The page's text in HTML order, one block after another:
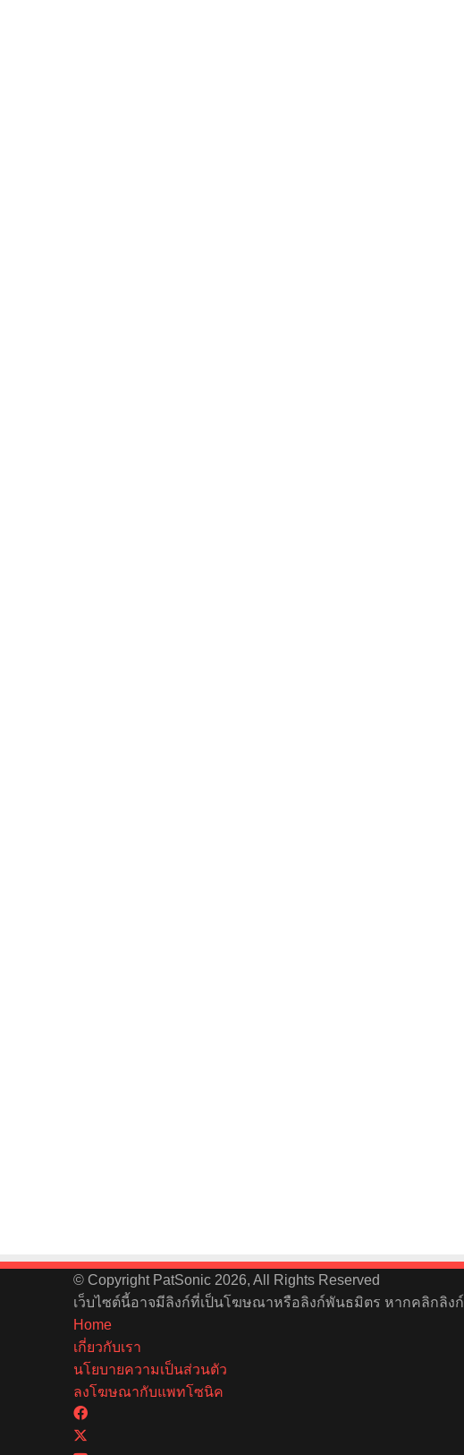
© Copyright PatSonic 2026, All Rights Reserved
เว็บไซต์นี้อาจมีลิงก์ที่เป็นโฆษณาหรือลิงก์พันธมิตร หากคลิกลิง
Home
เกี่ยวกับเรา
นโยบายความเป็นส่วนตัว
ลงโฆษณากับแพทโซนิค